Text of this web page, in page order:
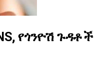
የጎንዮሽ ጉዳቶች